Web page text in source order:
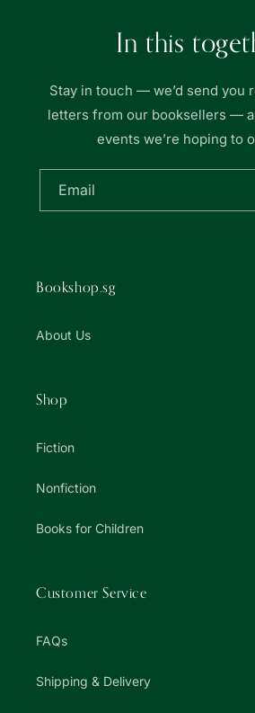
In this
Stay in touch — we’d send you
letters from our booksellers —
events we’re hoping to
Email
Bookshop.sg
About Us
Shop
Fiction
Nonfiction
Books for Children
Customer Service
FAQs
Shipping & Delivery